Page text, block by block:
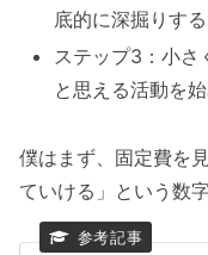
底的に深掘りする
ステップ3：小さ
と思える活動を
僕はまず、固定費を
ていける」という数